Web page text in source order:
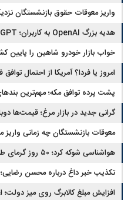
واریز معوقات حقوق بازنشستگان
مطالبات
جدید می‌آید
خواب بازار خودرو شاهین را
امروز یا فردا؟ آمریکا از احتمال
پشت پرده توافق مکه؛ مهم‌ترین
عربستان
گرانی جدید در بازار مرغ؛ قیمت‌ها
معوقات بازنشستگان چه زمانی
هواشناسی شوکه کرد؛ ۵۰ روز گرمای طاقت‌فرسا در راه است
تکذیب خبر داغ درباره محسن
افزایش مبلغ کالابرگ روی میز